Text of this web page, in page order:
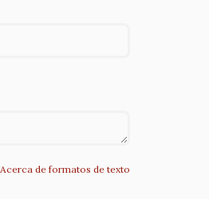
Acerca de formatos de texto